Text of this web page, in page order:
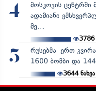
4
მოსკოვის ცენტრში
ადამიანი
მე...
3786
5
რუსებმა ერთ
1600 ბომბი და
3644ნახვა